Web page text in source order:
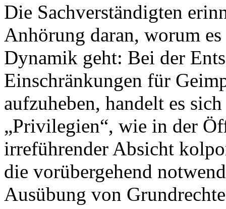
Die Sachverständigten
Anhörung daran, worum
Dynamik geht: Bei der
Einschränkungen für
aufzuheben, handelt es
„Privilegien“, wie in der
irreführender Absicht
die vorübergehend
Ausübung von